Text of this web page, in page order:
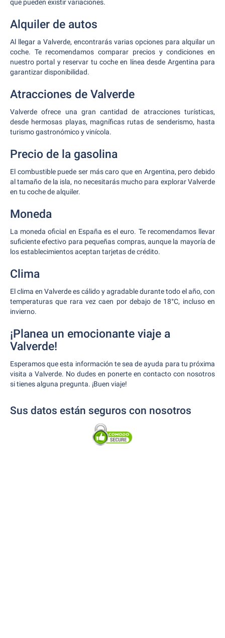
que pueden existir variaciones.
Alquiler de autos
Al llegar a Valverde, encontrarás varias opciones para alquilar un
coche. Te recomendamos comparar precios y condiciones en
nuestro portal y reservar tu coche en línea desde Argentina para
garantizar disponibilidad.
Atracciones de Valverde
Valverde ofrece una gran cantidad de atracciones turísticas,
desde hermosas playas, magníficas rutas de senderismo, hasta
turismo gastronómico y vinícola.
Precio de la gasolina
El combustible puede ser más caro que en Argentina, pero debido
al tamaño de la isla, no necesitarás mucho para explorar Valverde
en tu coche de alquiler.
Moneda
La moneda oficial en España es el euro. Te recomendamos llevar
suficiente efectivo para pequeñas compras, aunque la mayoría de
los establecimientos aceptan tarjetas de crédito.
Clima
El clima en Valverde es cálido y agradable durante todo el año, con
temperaturas que rara vez caen por debajo de 18°C, incluso en
invierno.
¡Planea un emocionante viaje a
Valverde!
Esperamos que esta información te sea de ayuda para tu próxima
visita a Valverde. No dudes en ponerte en contacto con nosotros
si tienes alguna pregunta. ¡Buen viaje!
Sus datos están seguros con nosotros